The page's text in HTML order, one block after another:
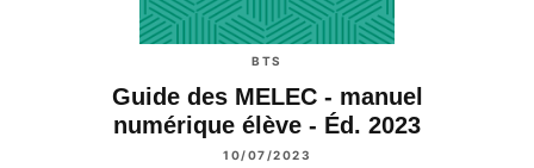
BTS
Guide des MELEC - manuel
numérique élève - Éd. 2023
10/07/2023